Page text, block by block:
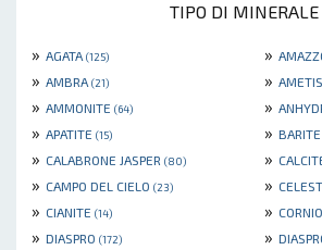
TIPO DI MINERALE
» AGATA (125) »
» AMBRA (21) »
» AMMONITE (64) »
» APATITE (15) » BARITE
» CALABRONE JASPER (80) »
» CAMPO DEL CIELO (23) »
» CIANITE (14) »
» DIASPRO (172) »